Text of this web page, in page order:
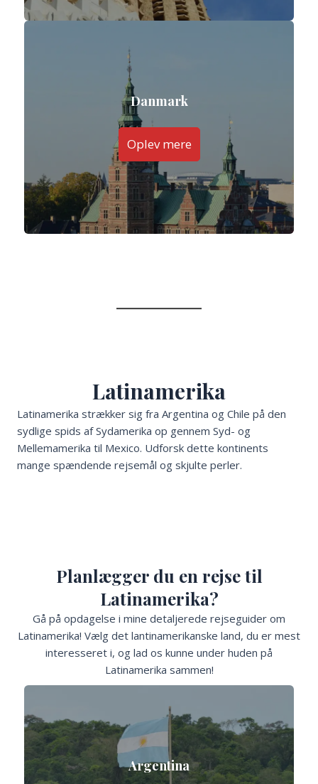
Danmark
Oplev mere
Latinamerika
Latinamerika strækker sig fra Argentina og Chile på den
sydlige spids af Sydamerika op gennem Syd- og
Mellemamerika til Mexico. Udforsk dette kontinents
mange spændende rejsemål og skjulte perler.
Planlægger du en rejse til
Latinamerika?
Gå på opdagelse i mine detaljerede rejseguider om
Latinamerika! Vælg det lantinamerikanske land, du er mest
interesseret i, og lad os kunne under huden på
Latinamerika sammen!
Argentina